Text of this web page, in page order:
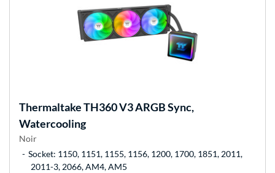
ThermaltakeTH360 V3 ARGB Sync,
Watercooling
Noir
Socket: 1150, 1151, 1155, 1156, 1200, 1700, 1851, 2011,
2011-3, 2066, AM4, AM5